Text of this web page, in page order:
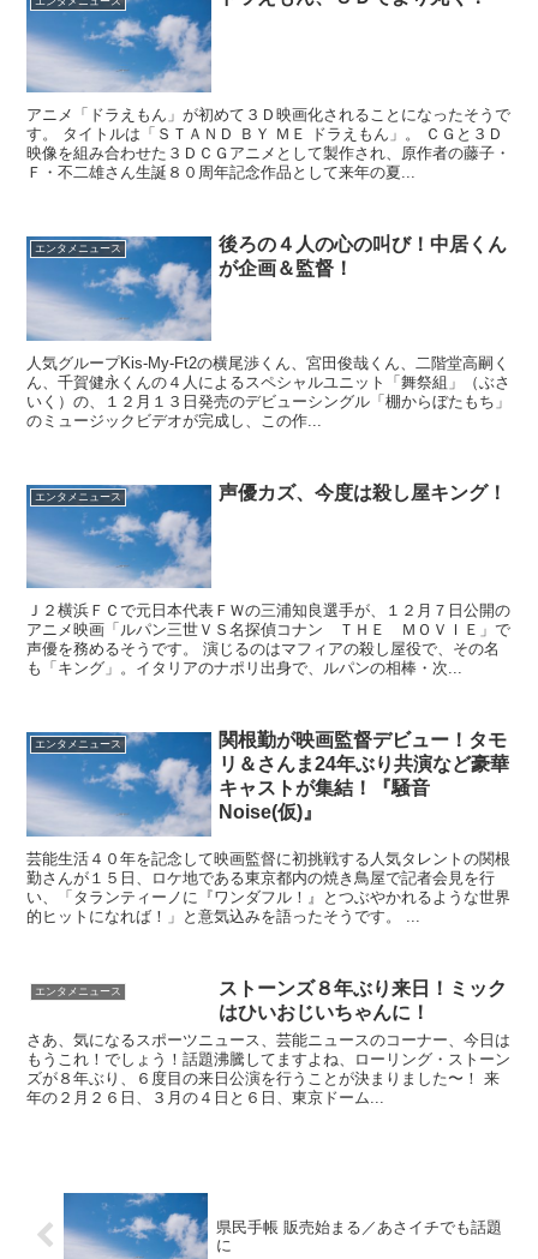
アニメ「ドラえもん」が初めて３Ｄ映画化されることになったそうで
す。 タイトルは「ＳＴＡＮＤ ＢＹ ＭＥ ドラえもん」。 ＣＧと３Ｄ
映像を組み合わせた３ＤＣＧアニメとして製作され、原作者の藤子・
Ｆ・不二雄さん生誕８０周年記念作品として来年の夏...
エンタメニュース
後ろの４人の心の叫び！中居くん
が企画＆監督！
人気グループKis-My-Ft2の横尾渉くん、宮田俊哉くん、二階堂高嗣く
ん、千賀健永くんの４人によるスペシャルユニット「舞祭組」（ぶさ
いく）の、１２月１３日発売のデビューシングル「棚からぼたもち」
のミュージックビデオが完成し、この作...
エンタメニュース 声優カズ、今度は殺し屋キング！
Ｊ２横浜ＦＣで元日本代表ＦＷの三浦知良選手が、１２月７日公開の
アニメ映画「ルパン三世ＶＳ名探偵コナン ＴＨＥ ＭＯＶＩＥ」で
声優を務めるそうです。 演じるのはマフィアの殺し屋役で、その名
も「キング」。イタリアのナポリ出身で、ルパンの相棒・次...
エンタメニュース
関根勤が映画監督デビュー！タモ
リ＆さんま24年ぶり共演など豪華
キャストが集結！『騒音
Noise(仮)』
芸能生活４０年を記念して映画監督に初挑戦する人気タレントの関根
勤さんが１５日、ロケ地である東京都内の焼き鳥屋で記者会見を行
い、「タランティーノに『ワンダフル！』とつぶやかれるような世界
的ヒットになれば！」と意気込みを語ったそうです。 ...
エンタメニュース
ストーンズ８年ぶり来日！ミック
はひいおじいちゃんに！
さあ、気になるスポーツニュース、芸能ニュースのコーナー、今日は
もうこれ！でしょう！話題沸騰してますよね、ローリング・ストーン
ズが８年ぶり、６度目の来日公演を行うことが決まりました〜！ 来
年の２月２６日、３月の４日と６日、東京ドーム...
県民手帳 販売始まる／あさイチでも話題
に